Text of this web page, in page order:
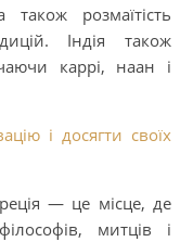
розмаїтість
Індія також
каррі, наан і
і досягти своїх
— це місце, де
митців і